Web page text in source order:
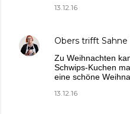
13.12.16
Obers trifft Sahne
Zu Weihnachten
Schwips-Kuchen
eine schöne
13.12.16